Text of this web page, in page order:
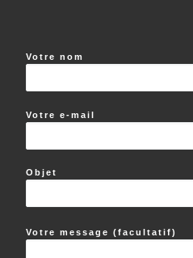
Votre nom
Votre e-mail
Objet
Votre message (facultatif)